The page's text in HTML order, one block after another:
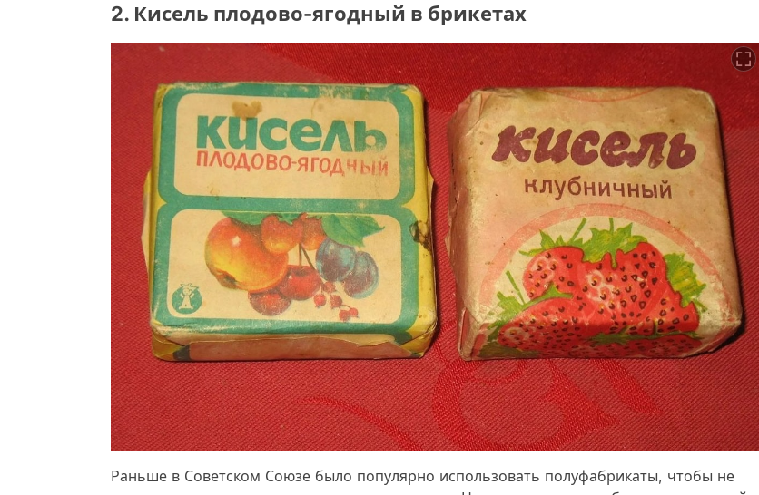
2. Кисель плодово-ягодный в брикетах
Раньше в Советском Союзе было популярно использовать полуфабрикаты, чтобы не